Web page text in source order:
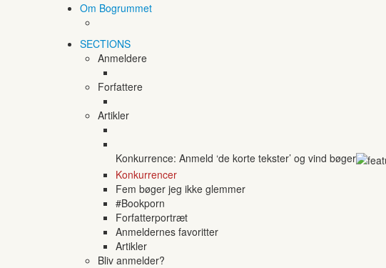
Om Bogrummet
SECTIONS
Anmeldere
Forfattere
Artikler
Konkurrence: Anmeld ‘de korte tekster’ og vind bøger
Konkurrencer
Fem bøger jeg ikke glemmer
#Bookporn
Forfatterportræt
Anmeldernes favoritter
Artikler
Bliv anmelder?